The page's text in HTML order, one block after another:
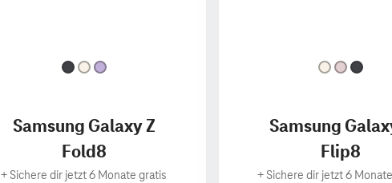
Samsung Galaxy Z
Fold8
+Sichere dir jetzt 6 Monate gratis
Samsung
Flip8
+Sichere dir jetzt 6